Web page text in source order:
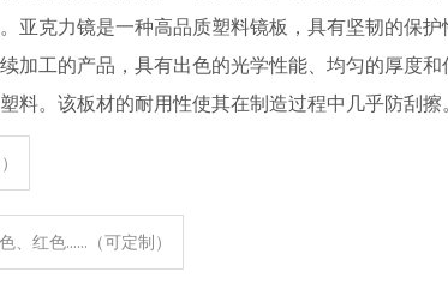
亚克力镜是一种高品质塑料镜板，具有坚韧的保护
加工的产品，具有出色的光学性能、均匀的厚度和
料。该板材的耐用性使其在制造过程中几乎防刮擦
红色......（可定制）